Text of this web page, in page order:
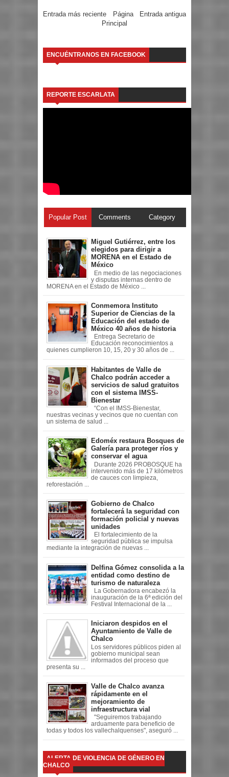
Entrada más reciente Entrada antigua
Página
Principal
ENCUÉNTRANOS EN FACEBOOK
REPORTE ESCARLATA
Popular Post Comments Category
Miguel Gutiérrez, entre los
elegidos para dirigir a
MORENA en el Estado de
México
En medio de las negociaciones
y disputas internas dentro de
MORENA en el Estado de México ...
Conmemora Instituto
Superior de Ciencias de la
Educación del estado de
México 40 años de historia
Entrega Secretario de
Educación reconocimientos a
quienes cumplieron 10, 15, 20 y 30 años de ...
Habitantes de Valle de
Chalco podrán acceder a
servicios de salud gratuitos
con el sistema IMSS-
Bienestar
“Con el IMSS-Bienestar,
nuestras vecinas y vecinos que no cuentan con
un sistema de salud ...
Edoméx restaura Bosques de
Galería para proteger ríos y
conservar el agua
Durante 2026 PROBOSQUE ha
intervenido más de 17 kilómetros
de cauces con limpieza,
reforestación ...
Gobierno de Chalco
fortalecerá la seguridad con
formación policial y nuevas
unidades
El fortalecimiento de la
seguridad pública se impulsa
mediante la integración de nuevas ...
Delfina Gómez consolida a la
entidad como destino de
turismo de naturaleza
La Gobernadora encabezó la
inauguración de la 6ª edición del
Festival Internacional de la ...
Iniciaron despidos en el
Ayuntamiento de Valle de
Chalco
Los servidores públicos piden al
gobierno municipal sean
informados del proceso que
presenta su ...
Valle de Chalco avanza
rápidamente en el
mejoramiento de
infraestructura vial
"Seguiremos trabajando
arduamente para beneficio de
todas y todos los vallechalquenses", aseguró ...
ALERTA DE VIOLENCIA DE GÉNERO EN
CHALCO